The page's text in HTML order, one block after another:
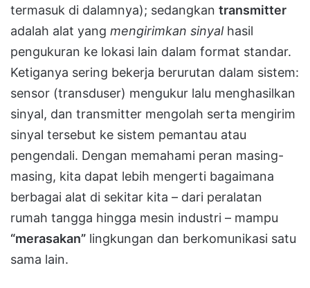
termasuk di dalamnya); sedangkan transmitter
adalah alat yang mengirimkan sinyalhasil
pengukuran ke lokasi lain dalam format standar.
Ketiganya sering bekerja berurutan dalam sistem:
sensor (transduser) mengukur lalu menghasilkan
sinyal, dan transmitter mengolah serta mengirim
sinyal tersebut ke sistem pemantau atau
pengendali. Dengan memahami peran masing-
masing, kita dapat lebih mengerti bagaimana
berbagai alat di sekitar kita – dari peralatan
rumah tangga hingga mesin industri – mampu
“merasakan” lingkungan dan berkomunikasi satu
sama lain.